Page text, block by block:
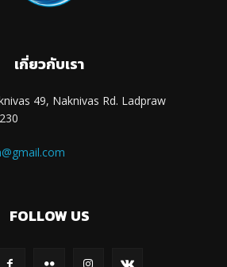
เกี่ยวกับเรา
49, Naknivas Rd. Ladpraw
FOLLOW US